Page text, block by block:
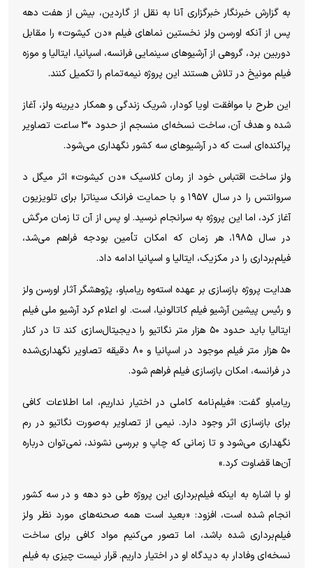
به گزارش خبرنگار خبرگزاری آنا به نقل از گاردین، بیش از هفت دهه
پس از آنکه اورسن ولز نخستین نماهای فیلم «دن کیشوت» را مقابل
دوربین برد، گروهی از آرشیوهای سینمایی فرانسه، اسپانیا، ایتالیا و موزه
فیلم مونیخ در تلاش هستند این پروژه نیمه‌تمام را تکمیل کنند.
این طرح با موافقت اویا کودار، شریک زندگی و همکار دیرینه ولز، آغاز
شده و هدف آن، ساخت نسخه‌ای منسجم از حدود ۳۰ ساعت تصاویر
پراکنده‌ای است که در آرشیوهای سه کشور نگهداری می‌شود.
ولز ساخت اقتباس خود از رمان کلاسیک «دن کیشوت» اثر میگل د
سروانتس را در سال ۱۹۵۷ و با حمایت فرانک سیناترا برای تلویزیون
آغاز کرد، اما این پروژه به سرانجام نرسید. او پس از آن تا زمان مرگش
در سال ۱۹۸۵، هر زمان که امکان تأمین بودجه فراهم می‌شد،
فیلم‌برداری را در مکزیک، ایتالیا و اسپانیا ادامه داد.
هدایت پروژه بازسازی بر عهده استه‌وه ریامباو، پژوهشگر آثار اورسن ولز
و رئیس پیشین آرشیو فیلم کاتالونیا، است. او اعلام کرد آرشیو ملی فیلم
ایتالیا باید حدود ۵۰ هزار متر نگاتیو را دیجیتال‌سازی کند تا در کنار
۵۰ هزار متر فیلم موجود در اسپانیا و ۸۰ دقیقه تصاویر نگهداری‌شده
در فرانسه، امکان بازسازی فیلم فراهم شود.
ریامباو گفت: «فیلم‌نامه کاملی در اختیار نداریم، اما اطلاعات کافی
برای بازسازی اثر وجود دارد. نیمی از تصاویر به‌صورت نگاتیو در رم
نگهداری می‌شود و تا زمانی که چاپ و بررسی نشوند، نمی‌توان درباره
آن‌ها قضاوت کرد.»
او با اشاره به اینکه فیلم‌برداری این پروژه طی دو دهه و در سه کشور
انجام شده است، افزود: «بعید است همه صحنه‌های مورد نظر ولز
فیلم‌برداری شده باشد، اما تصور می‌کنیم مواد کافی برای ساخت
نسخه‌ای وفادار به دیدگاه او در اختیار داریم. قرار نیست چیزی به فیلم